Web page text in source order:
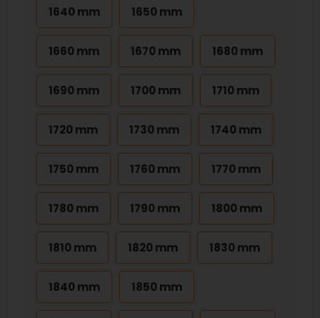
1640 mm 1650 mm
1660 mm 1670 mm 1680 mm
1690 mm 1700 mm 1710 mm
1720 mm 1730 mm 1740 mm
1750 mm 1760 mm 1770 mm
1780 mm 1790 mm 1800 mm
1810 mm 1820 mm 1830 mm
1840 mm 1850 mm